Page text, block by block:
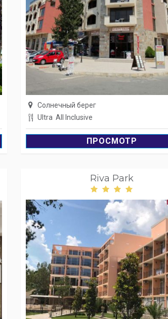
Солнечный берег
Ultra All Inclusive
ПРОСМОТР
Riva Park